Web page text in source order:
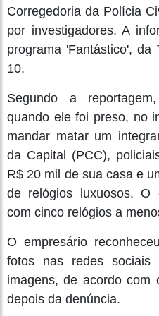
Corregedoria da Polícia
por investigadores. A
programa 'Fantástico', da
10.
Segundo a
quando ele foi preso, no
mandar matar um
da Capital (PCC),
R$ 20 mil de sua casa e
de relógios luxuosos. O
com cinco relógios a
O empresário
fotos nas redes
imagens, de acordo com
depois da denúncia.